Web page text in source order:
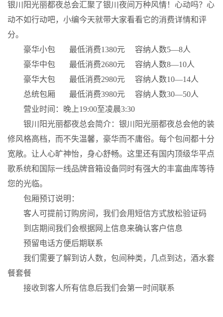
银川阳光丽都夜总会汇聚了银川夜间万种风情！心动吗？心
动不如行动吧，小编今天就带大家看看它的消费详情和评
分。
豪华小包 最低消费1380元 容纳人数5—8人
豪华中包 最低消费2680元 容纳人数8—10人
豪华大包 最低消费2980元 容纳人数10—14人
总统包厢 最低消费3980元 容纳人数30—50人
营业时间：晚上19:00至凌晨3:30
银川阳光丽都夜总会简介：银川阳光丽都夜总会他的装
修风格高档，而不失温馨，豪华而不庸俗。每个包间都十分
宽敞。让人心旷神怡，身心舒畅。这里还有国内顶级华平点
歌系统和国际一线品牌音箱设备同时有强大的丰富曲库等待
您的光临。
包厢预订说明：
客人可提前订购房间，我们会用短信方式放松验证码
到店期间我们会根据网上信息来确认客户信息
预留电话方便后期联系
我们需要了解到访人数，包间种类，几点到达，酒水套
餐套餐
接收到客人所有信息后我们会第一时间联系